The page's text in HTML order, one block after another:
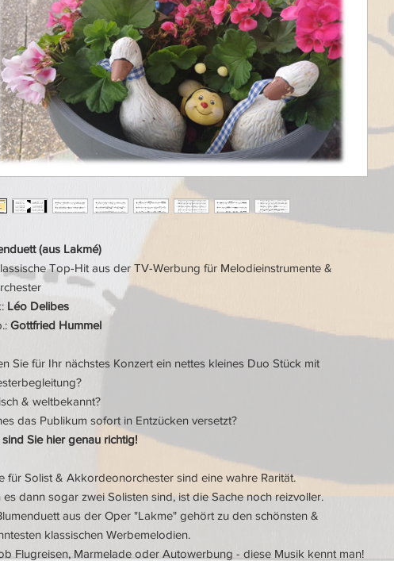
(aus Lakmé)
Top-Hit aus der TV-Werbung für Melodieinstrumente &
Léo Delibes
Gottfried Hummel
Sie für Ihr nächstes Konzert ein nettes kleines Duo Stück mit
& weltbekannt?
das Publikum sofort in Entzücken versetzt?
Sie hier genau richtig!
für Solist & Akkordeonorchester sind eine wahre Rarität.
es dann sogar zwei Solisten sind, ist die Sache noch reizvoller.
aus der Oper "Lakme" gehört zu den schönsten &
klassischen Werbemelodien.
Flugreisen, Marmelade oder Autowerbung - diese Musik kennt man!